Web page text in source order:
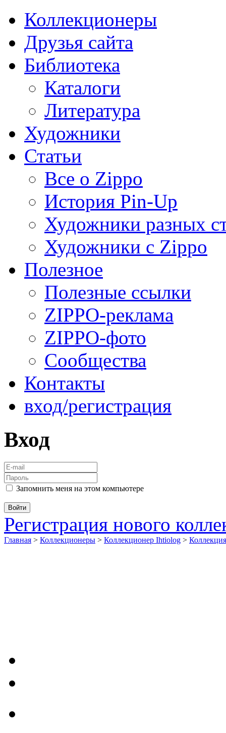
Коллекционеры
Друзья сайта
Библиотека
Каталоги
Литература
Художники
Статьи
Все о Zippo
История Pin-Up
Художники разных
Художники с Zippo
Полезное
Полезные ссылки
ZIPPO-реклама
ZIPPO-фото
Сообщества
Контакты
вход/регистрация
Вход
Запомнить меня на этом компьютере
Регистрация нового
Главная > Коллекционеры > Коллекционер Ihtiolog >